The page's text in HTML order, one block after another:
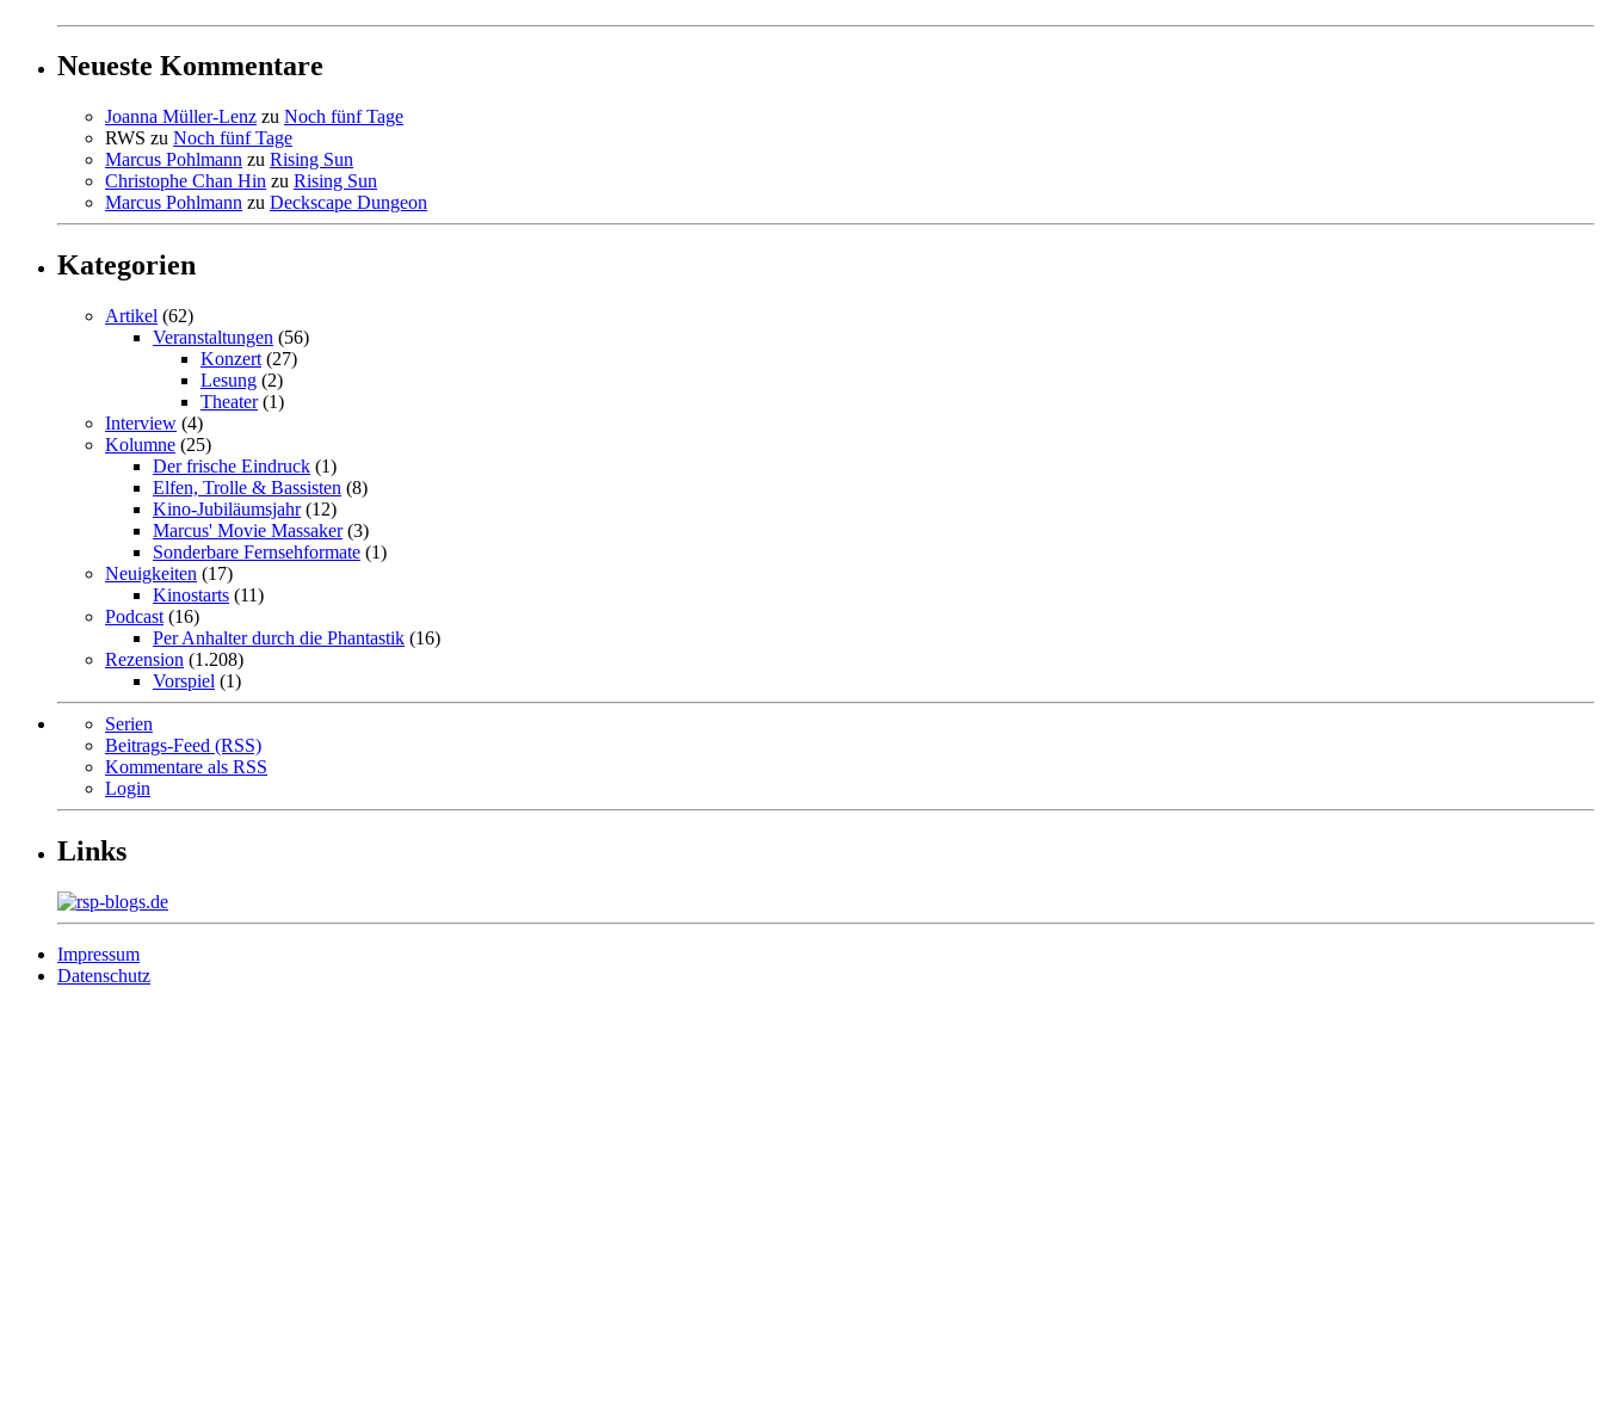
Neueste Kommentare
Joanna Müller-Lenz zu Noch fünf Tage
RWS zu Noch fünf Tage
Marcus Pohlmann zu Rising Sun
Christophe Chan Hin zu Rising Sun
Marcus Pohlmann zu Deckscape Dungeon
Kategorien
Artikel (62)
Veranstaltungen (56)
Konzert (27)
Lesung (2)
Theater(1)
Interview (4)
Kolumne (25)
Der frische Eindruck (1)
Elfen, Trolle & Bassisten (8)
Kino-Jubiläumsjahr(12)
Marcus' Movie Massaker(3)
Sonderbare Fernsehformate (1)
Neuigkeiten (17)
Kinostarts (11)
Podcast (16)
Per Anhalter durch die Phantastik (16)
Rezension (1.208)
Vorspiel (1)
Serien
Beitrags-Feed (RSS)
Kommentare als RSS
Login
Links
Impressum
Datenschutz